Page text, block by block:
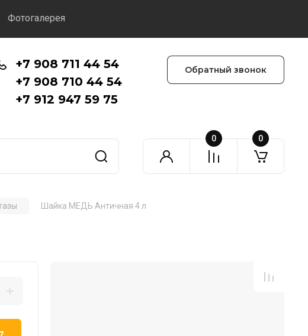
Фотогалерея
+7 908 711 44 54
+7 908 710 44 54
+7 912 947 59 75
Обратный звонок
0 0
Шайка МЕДЬ Античная 4 л